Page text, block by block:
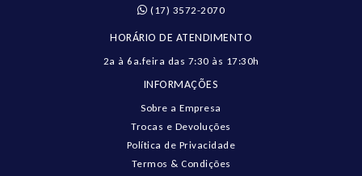
(17) 3572-2070
HORÁRIO DE ATENDIMENTO
2a à 6a.feira das 7:30 às 17:30h
INFORMAÇÕES
Sobre a Empresa
Trocas e Devoluções
Política de Privacidade
Termos & Condições